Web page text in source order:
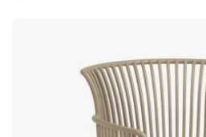
RA100E Red-RO200E Terracotta-
Blue-BL300E Green-VE100E
stijlvolle stoel met een stalen frame
rugleuning van luchtige PVC-
buiten kan worden gebruikt en